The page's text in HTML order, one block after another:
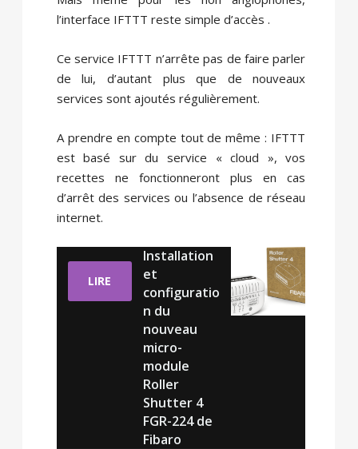
l’interface IFTTT reste simple d’accès .
Ce service IFTTT n’arrête pas de faire parler
de lui, d’autant plus que de nouveaux
services sont ajoutés régulièrement.
A prendre en compte tout de même : IFTTT
est basé sur du service « cloud », vos
recettes ne fonctionneront plus en cas
d’arrêt des services ou l’absence de réseau
internet.
LIRE
Installation
et
configuratio
n du
nouveau
micro-
module
Roller
Shutter 4
FGR-224 de
Fibaro